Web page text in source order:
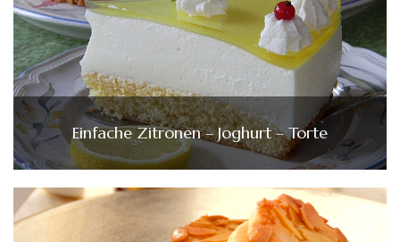
Einfache Zitronen – Joghurt – Torte